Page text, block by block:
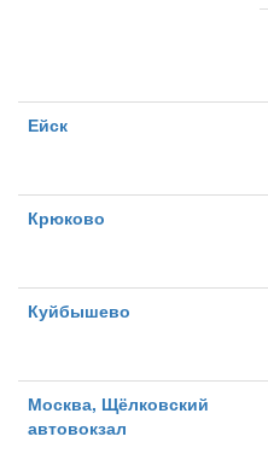
Ейск
Крюково
Куйбышево
Москва, Щёлковский
автовокзал